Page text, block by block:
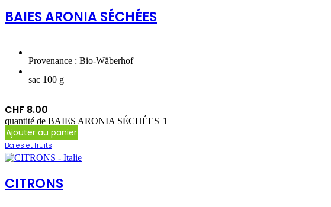
BAIES ARONIA SÉCHÉES
Provenance : Bio-Wäberhof
sac 100 g
CHF 8.00
quantité de BAIES ARONIA SÉCHÉES
Ajouter au panier
Baies et fruits
CITRONS